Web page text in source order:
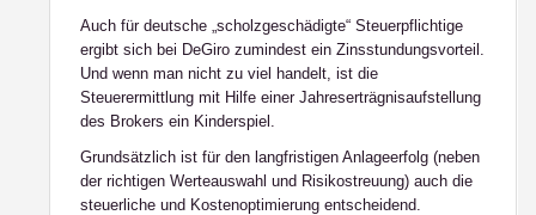
Auch für deutsche „scholzgeschädigte“ Steuerpflichtige
ergibt sich bei DeGiro zumindest ein Zinsstundungsvorteil.
Und wenn man nicht zu viel handelt, ist die
Steuerermittlung mit Hilfe einer Jahreserträgnisaufstellung
des Brokers ein Kinderspiel.
Grundsätzlich ist für den langfristigen Anlageerfolg (neben
der richtigen Werteauswahl und Risikostreuung) auch die
steuerliche und Kostenoptimierung entscheidend.